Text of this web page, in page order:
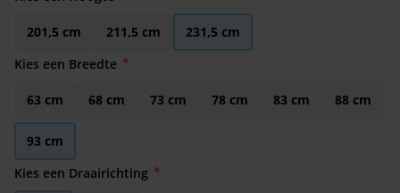
201,5 cm 211,5 cm
231,5 cm
Kies een Breedte
63 cm 68 cm 73 cm 78 cm 83 cm 88 cm
93 cm
Kies een Draairichting